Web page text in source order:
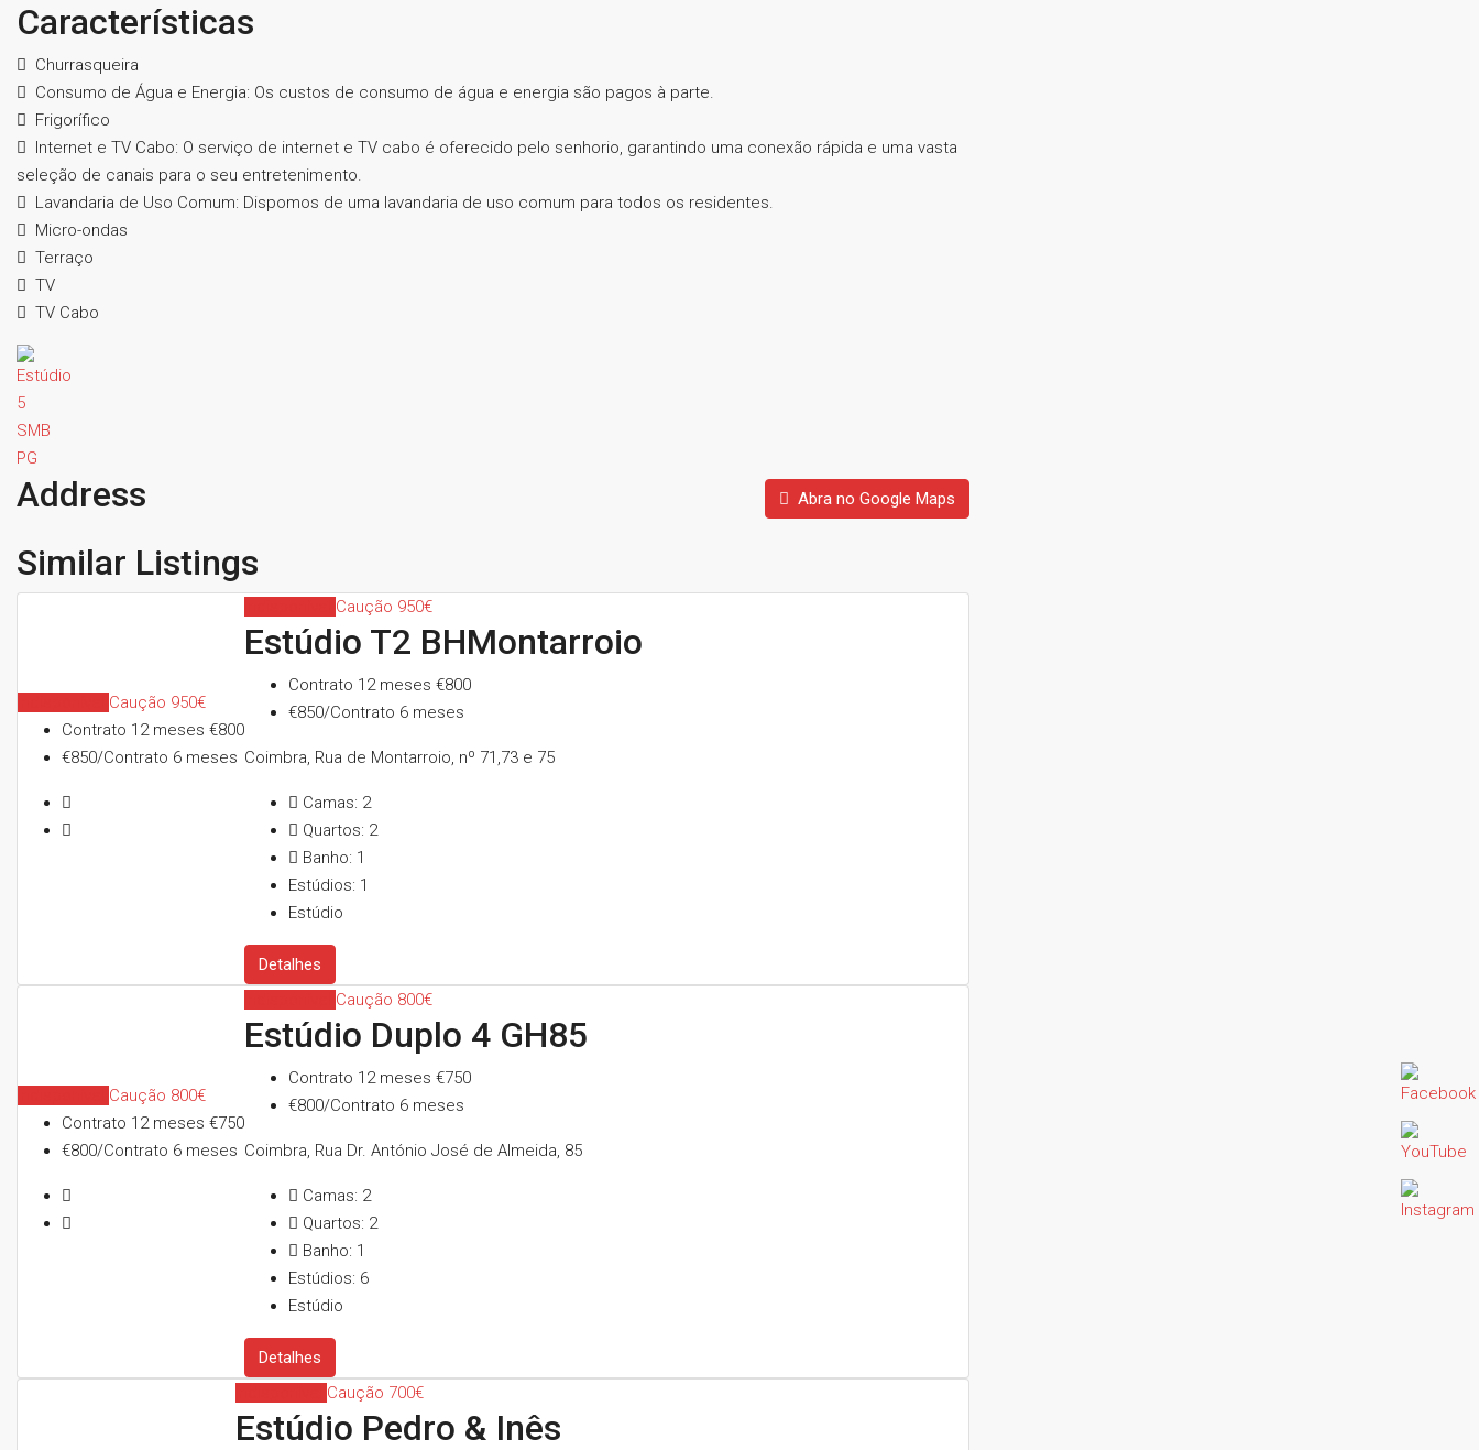
Características
Churrasqueira
Consumo de Água e Energia: Os custos de consumo de água e energia são pagos à parte.
Frigorífico
Internet e TV Cabo: O serviço de internet e TV cabo é oferecido pelo senhorio, garantindo uma conexão rápida e uma vasta
seleção de canais para o seu entretenimento.
Lavandaria de Uso Comum: Dispomos de uma lavandaria de uso comum para todos os residentes.
Micro-ondas
Terraço
TV
TV Cabo
Address Abra no Google Maps
Similar Listings
Caução 950€
Contrato 12 meses €800
€850/Contrato 6 meses
Caução 950€
Estúdio T2 BHMontarroio
Contrato 12 meses €800
€850/Contrato 6 meses
Coimbra, Rua de Montarroio, nº 71,73 e 75
Camas: 2
Quartos: 2
Banho: 1
Estúdios: 1
Estúdio
Detalhes
Caução 800€
Contrato 12 meses €750
€800/Contrato 6 meses
Caução 800€
Estúdio Duplo 4 GH85
Contrato 12 meses €750
€800/Contrato 6 meses
Coimbra, Rua Dr. António José de Almeida, 85
Camas: 2
Quartos: 2
Banho: 1
Estúdios: 6
Estúdio
Detalhes
Caução 700€
Estúdio Pedro & Inês